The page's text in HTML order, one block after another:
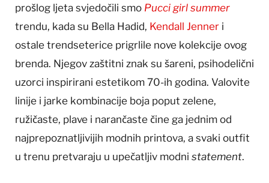
prošlog ljeta svjedočili smo Pucci girl summer
trendu, kada su Bella Hadid, Kendall Jenner i
ostale trendseterice prigrlile nove kolekcije ovog
brenda. Njegov zaštitni znak su šareni, psihodelični
uzorci inspirirani estetikom 70-ih godina. Valovite
linije i jarke kombinacije boja poput zelene,
ružičaste, plave i narančaste čine ga jednim od
najprepoznatljivijih modnih printova, a svaki outfit
u trenu pretvaraju u upečatljiv modni statement.